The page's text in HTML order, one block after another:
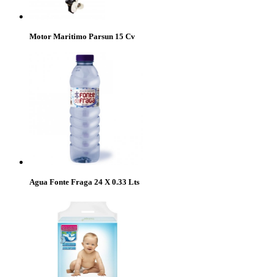
Motor Maritimo Parsun 15 Cv
Agua Fonte Fraga 24 X 0.33 Lts